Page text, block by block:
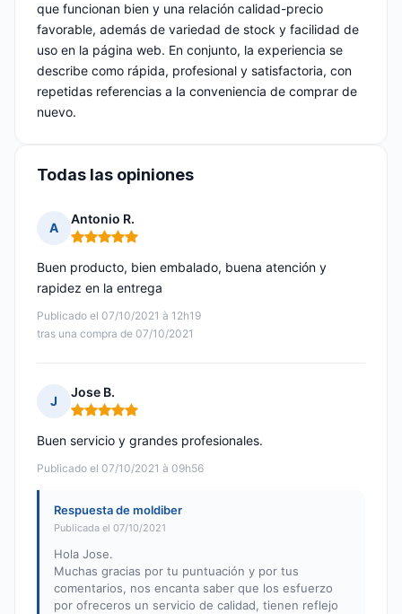
que funcionan bien y una relación calidad-precio
favorable, además de variedad de stock y facilidad de
uso en la página web. En conjunto, la experiencia se
describe como rápida, profesional y satisfactoria, con
repetidas referencias a la conveniencia de comprar de
nuevo.
Todas las opiniones
A
Antonio R.
Nota: 5 de 5
Publicado el 07/10/2021 à 12h19
tras una compra de 07/10/2021
Buen producto, bien embalado, buena atención y
rapidez en la entrega
J
Jose B.
Nota: 5 de 5
Publicado el 07/10/2021 à 09h56
Buen servicio y grandes profesionales.
Respuesta de moldiber
Publicada el 07/10/2021
Hola Jose.
Muchas gracias por tu puntuación y por tus
comentarios, nos encanta saber que los esfuerzo
por ofreceros un servicio de calidad, tienen reflejo